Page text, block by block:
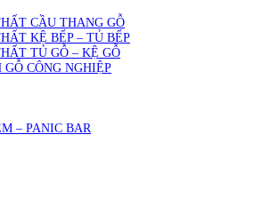
CẦU THANG GỖ
KỆ BẾP – TỦ BẾP
TỦ GỖ – KỆ GỖ
GỖ CÔNG NGHIỆP
– PANIC BAR